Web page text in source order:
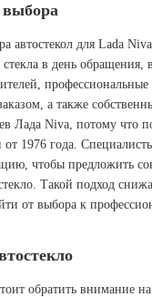
автостекол для Lada
в день обращения,
профессиональные
а также
Лада Niva, потому что
1976 года.
чтобы предложить
Такой подход
от выбора к
обратить внимание